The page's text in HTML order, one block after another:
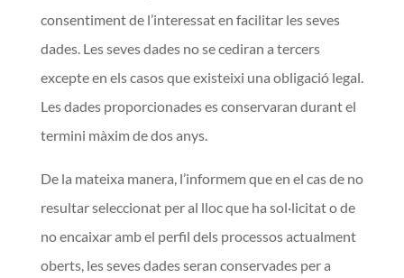
consentiment de l’interessat en facilitar les seves
dades. Les seves dades no se cediran a tercers
excepte en els casos que existeixi una obligació legal.
Les dades proporcionades es conservaran durant el
termini màxim de dos anys.
De la mateixa manera, l’informem que en el cas de no
resultar seleccionat per al lloc que ha sol·licitat o de
no encaixar amb el perfil dels processos actualment
oberts, les seves dades seran conservades per a